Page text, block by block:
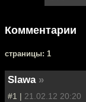
Комментарии
cтраницы: 1
Slawa »
#1 | 21.02.12 20:20